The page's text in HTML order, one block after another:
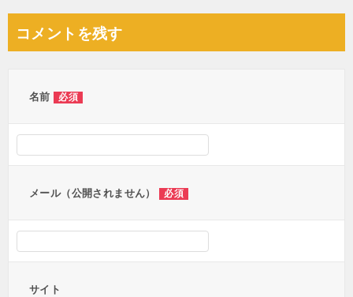
ビ
コメントを残す
名前 必須
メール（公開されません） 必須
サイト